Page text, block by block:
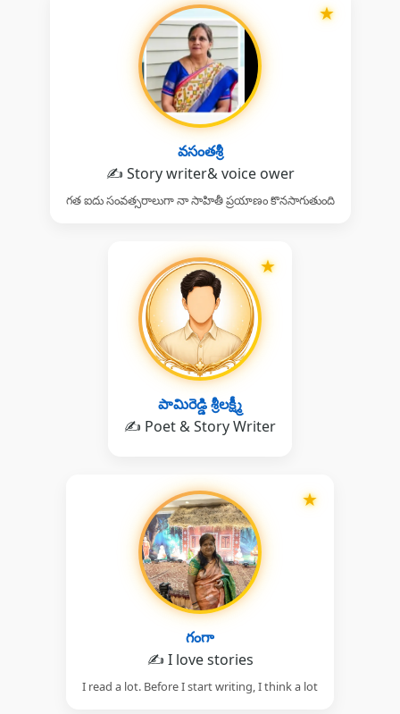
★
వసంతశ్రీ
✍️ Story writer& voice ower
గత ఐదు సంవత్సరాలుగా నా సాహితీ ప్రయాణం కొనసాగుతుంది
★
పామిరెడ్డి శ్రీలక్ష్మీ
✍️ Poet & Story Writer
★
గంగా
✍️ I love stories
I read a lot. Before I start writing, I think a lot